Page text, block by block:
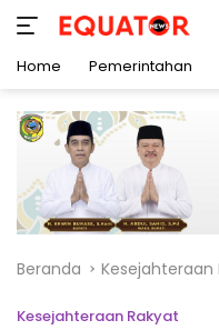
konten
Home Pemerintahan
Beranda Kesejahteraan
Kesejahteraan Rakyat